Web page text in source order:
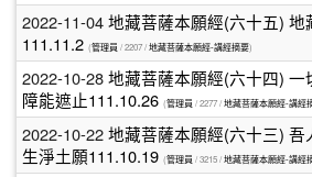
2022-11-04地藏菩薩本願經(六十五) 地
111.11.2 (管理員 / 2207 /地藏菩薩本願經-講經摘要)
2022-10-28地藏菩薩本願經(六十四)
障能遮止111.10.26 (管理員 / 2277 /地藏菩薩本願經-講經
2022-10-22地藏菩薩本願經(六十三)
生淨土願111.10.19 (管理員 / 3215 /地藏菩薩本願經-講經